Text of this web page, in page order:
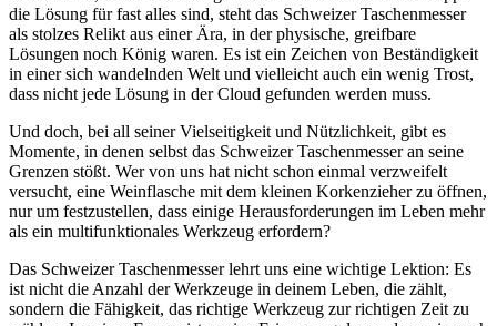
die Lösung für fast alles sind, steht das Schweizer Taschenmesser
als stolzes Relikt aus einer Ära, in der physische, greifbare
Lösungen noch König waren. Es ist ein Zeichen von Beständigkeit
in einer sich wandelnden Welt und vielleicht auch ein wenig Trost,
dass nicht jede Lösung in der Cloud gefunden werden muss.
Und doch, bei all seiner Vielseitigkeit und Nützlichkeit, gibt es
Momente, in denen selbst das Schweizer Taschenmesser an seine
Grenzen stößt. Wer von uns hat nicht schon einmal verzweifelt
versucht, eine Weinflasche mit dem kleinen Korkenzieher zu öffnen,
nur um festzustellen, dass einige Herausforderungen im Leben mehr
als ein multifunktionales Werkzeug erfordern?
Das Schweizer Taschenmesser lehrt uns eine wichtige Lektion: Es
ist nicht die Anzahl der Werkzeuge in deinem Leben, die zählt,
sondern die Fähigkeit, das richtige Werkzeug zur richtigen Zeit zu